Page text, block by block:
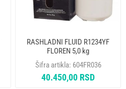
RASHLADNI FLUID R1234YF
FLOREN 5,0 kg
Šifra artikla: 604FR036
40.450,00 RSD